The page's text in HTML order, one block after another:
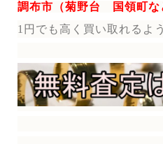
調布市（菊野台 国領町な
1円でも高く買い取れるよ